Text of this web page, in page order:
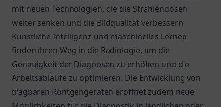
mit neuen Technologien, die die Strahlendosen
weiter senken und die Bildqualität verbessern.
Künstliche Intelligenz und maschinelles Lernen
finden ihren Weg in die Radiologie, um die
Genauigkeit der Diagnosen zu erhöhen und die
Arbeitsabläufe zu optimieren. Die Entwicklung von
tragbaren Röntgengeräten eröffnet zudem neue